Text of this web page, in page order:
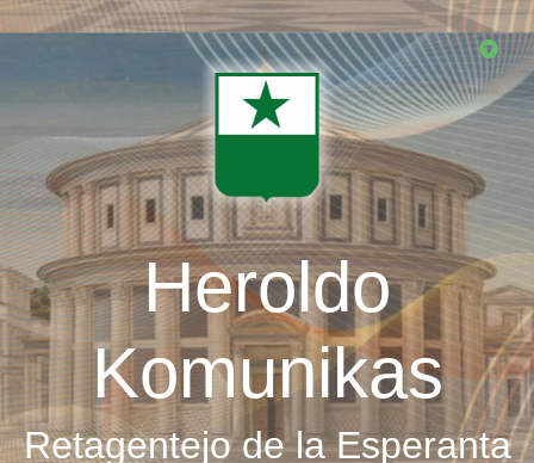
Skip
Heroldo
Komunikas
Retagentejo de la Esperanta